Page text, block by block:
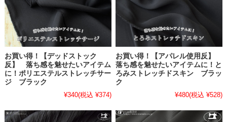
お買い得！【デッドストック
反】 落ち感を魅せたいアイテム
に！ポリエステルストレッチサー
ジ ブラック
¥340(税込 ¥374)
お買い得！【アパレル使用反】
落ち感を魅せたいアイテムに！と
ろみストレッチドスキン ブラッ
ク
¥480(税込 ¥528)